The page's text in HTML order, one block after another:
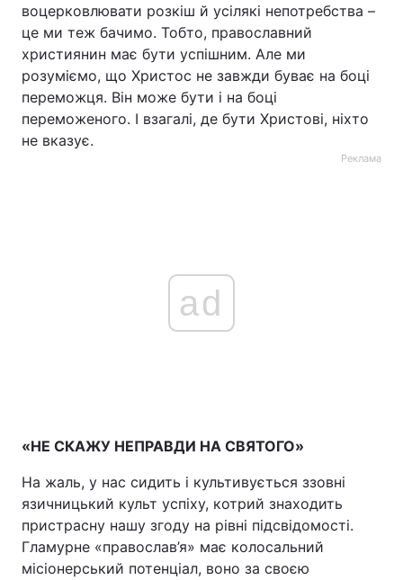
воцерковлювати розкіш й усілякі непотребства –
це ми теж бачимо. Тобто, православний
християнин має бути успішним. Але ми
розуміємо, що Христос не завжди буває на боці
переможця. Він може бути і на боці
переможеного. І взагалі, де бути Христові, ніхто
не вказує.
Реклама
ad
«НЕ СКАЖУ НЕПРАВДИ НА СВЯТОГО»
На жаль, у нас сидить і культивується ззовні
язичницький культ успіху, котрий знаходить
пристрасну нашу згоду на рівні підсвідомості.
Гламурне «православ’я» має колосальний
місіонерський потенціал, воно за своєю